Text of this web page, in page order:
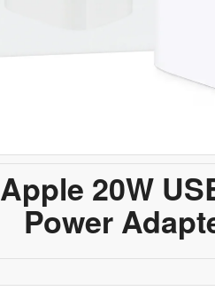
Apple 20W
Power